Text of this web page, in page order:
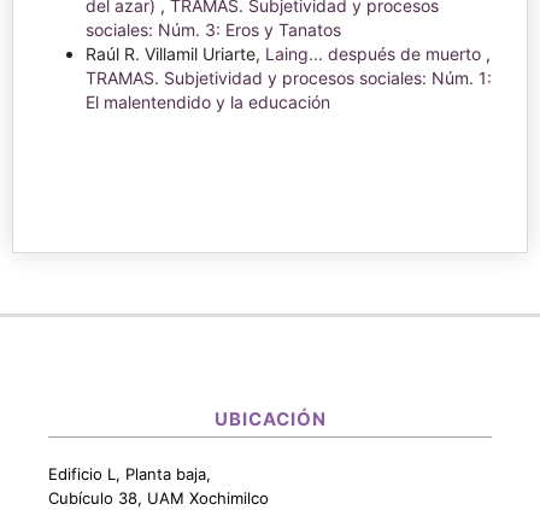
del azar) , TRAMAS. Subjetividad y procesos
sociales: Núm. 3: Eros y Tanatos
Raúl R. Villamil Uriarte, Laing... después de muerto ,
TRAMAS. Subjetividad y procesos sociales: Núm. 1:
El malentendido y la educación
UBICACIÓN
Edificio L, Planta baja,
Cubículo 38, UAM Xochimilco